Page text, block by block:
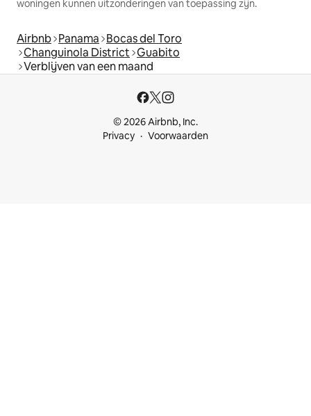
woningen kunnen uitzonderingen van toepassing zijn.
Airbnb Panama Bocas del Toro
Changuinola District Guabito
Verblijven van een maand
© 2026 Airbnb, Inc.
Privacy
Voorwaarden